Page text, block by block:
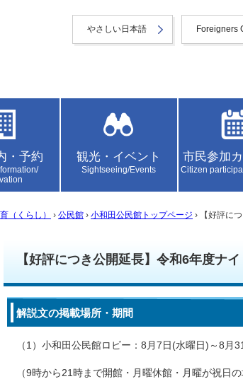
やさしい日本語 Foreigners
・予約 観光・イベント
Sightseeing/Events
市民参加
Citizen
（くらし） › 公民館 › 小和田公民館トップページ › 【好評に
【好評につき公開延長】令和6年度ナ
解説文の掲載場所・期間
（1）小和田公民館ロビー：8月7日(水曜日)～8月
（9時から21時まで開館・月曜休館・月曜が祝日